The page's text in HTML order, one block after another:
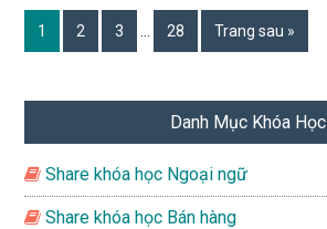
Page
1 Page
2 Page
3
InterimPage
28 Trang sau »
Sidebar
Danh Mục Khóa Học
Share khóa học Ngoại ngữ
Share khóa học Bán hàng